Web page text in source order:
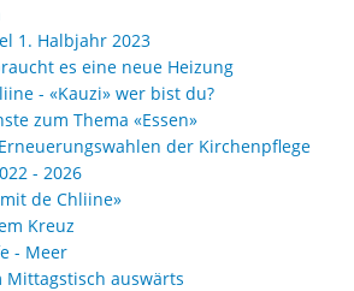
1. Halbjahr 2023
es eine neue Heizung
- «Kauzi» wer bist du?
zum Thema «Essen»
der Kirchenpflege
- 2026
de Chliine»
Kreuz
- Meer
Mittagstisch auswärts